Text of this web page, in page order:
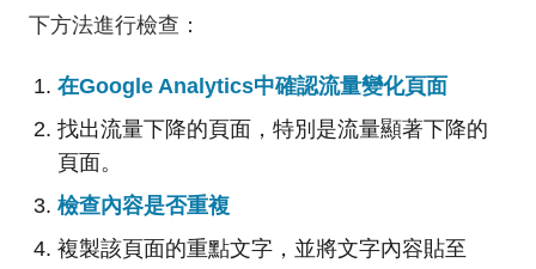
下方法進行檢查：
在Google Analytics中確認流量變化頁面
找出流量下降的頁面，特別是流量顯著下降的
頁面。
檢查內容是否重複
複製該頁面的重點文字，並將文字內容貼至